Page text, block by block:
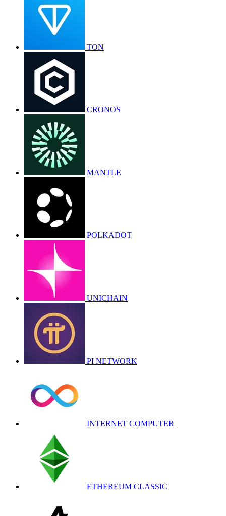
TON
CRONOS
MANTLE
POLKADOT
UNICHAIN
PI NETWORK
INTERNET COMPUTER
ETHEREUM CLASSIC